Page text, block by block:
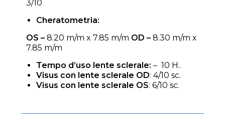
3/10
Cheratometria:
OS –8.20 m/m x 7.85 m/m OD –8.30 m/m x
7.85 m/m
Tempo d’uso lente sclerale: – 10 H..
Visus con lente sclerale OD: 4/10 sc.
Visus con lente sclerale OS: 6/10 sc.